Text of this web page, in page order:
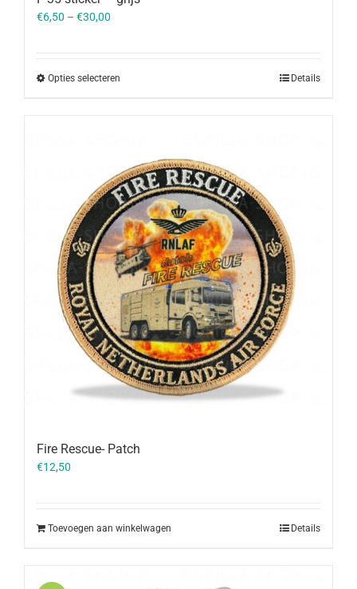
€6,50 – €30,00
Opties selecteren Details
Fire Rescue- Patch
€12,50
Toevoegen aan winkelwagen Details